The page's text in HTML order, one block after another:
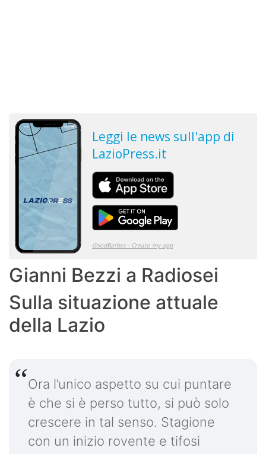
Gianni Bezzi a Radiosei
Sulla situazione attuale
della Lazio
Ora l’unico aspetto su cui puntare
è che si è perso tutto, si può solo
crescere in tal senso. Stagione
con un inizio rovente e tifosi